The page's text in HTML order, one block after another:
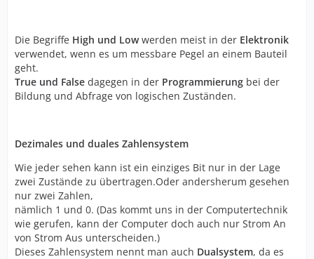
Die Begriffe High und Lowwerden meist in der Elektronik
verwendet, wenn es um messbare Pegel an einem Bauteil
geht.
True und False dagegen in der Programmierung bei der
Bildung und Abfrage von logischen Zuständen.
Dezimales und duales Zahlensystem
Wie jeder sehen kann ist ein einziges Bit nur in der Lage
zwei Zustände zu übertragen.Oder andersherum gesehen
nur zwei Zahlen,
nämlich 1 und 0. (Das kommt uns in der Computertechnik
wie gerufen, kann der Computer doch auch nur Strom An
von Strom Aus unterscheiden.)
Dieses Zahlensystem nennt man auch Dualsystem, da es